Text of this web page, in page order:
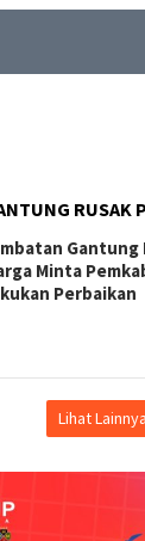
RUSAK
Gantung
Minta
Perbaikan
Lihat Lainnya